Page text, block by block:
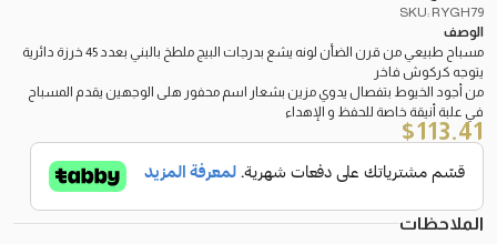
SKU: RYGH79
الوصف
مسباح طبيعي من قرن الضأن لونه يشع بدرجات البيج ملطخ بالبني بعدد 45 خرزة دائرية
يتوجه كركوش فاخر
من أجود الخيوط بتفصال يدوي مزين بشعار اسم محفور هلى الوجهين يقدم المسباح
في علبة أنيقة خاصة للحفظ و الإهداء
113.41
$
الملاحظات